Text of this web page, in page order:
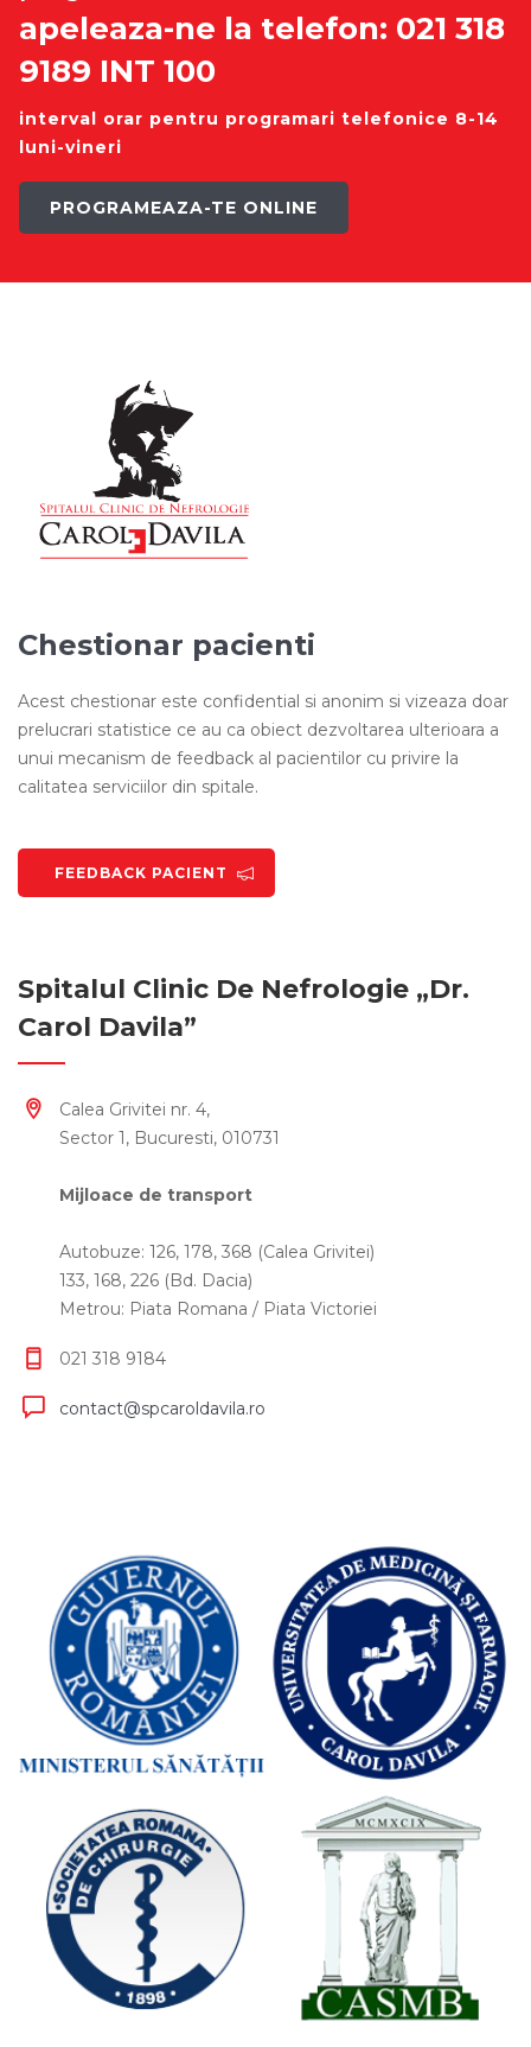
apeleaza-ne la telefon: 021 318
9189 INT 100
interval orar pentru programari telefonice 8-14
luni-vineri
PROGRAMEAZA-TE ONLINE
Chestionar pacienti
Acest chestionar este confidential si anonim si vizeaza doar
prelucrari statistice ce au ca obiect dezvoltarea ulterioara a
unui mecanism de feedback al pacientilor cu privire la
calitatea serviciilor din spitale.
FEEDBACK PACIENT
Spitalul Clinic De Nefrologie „Dr.
Carol Davila”
Calea Grivitei nr. 4,
Sector 1, Bucuresti, 010731
Mijloace de transport
Autobuze: 126, 178, 368 (Calea Grivitei)
133, 168, 226 (Bd. Dacia)
Metrou: Piata Romana / Piata Victoriei
021 318 9184
contact@spcaroldavila.ro